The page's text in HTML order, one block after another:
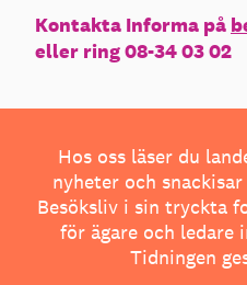
Kontakta Informa på
eller ring 08-34 03 02
Hos oss läser du
nyheter och
Besöksliv i sin tryckta
för ägare och ledare
Tidningen